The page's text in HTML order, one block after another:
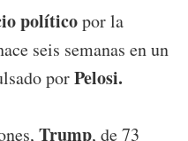
políticopor la
seis semanas en un
porPelosi.
Trump, de 73